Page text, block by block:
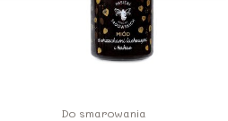
Do smarowania